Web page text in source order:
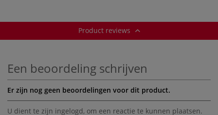
Product reviews
Een beoordeling schrijven
Er zijn nog geen beoordelingen voor dit product.
U dient te zijn ingelogd, om een reactie te kunnen plaatsen.